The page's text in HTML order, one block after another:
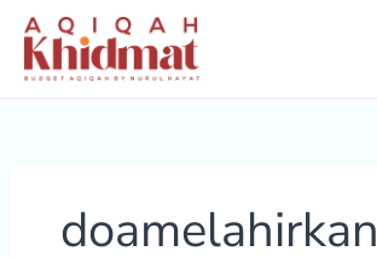
Lewati
konten
doamelahirkan